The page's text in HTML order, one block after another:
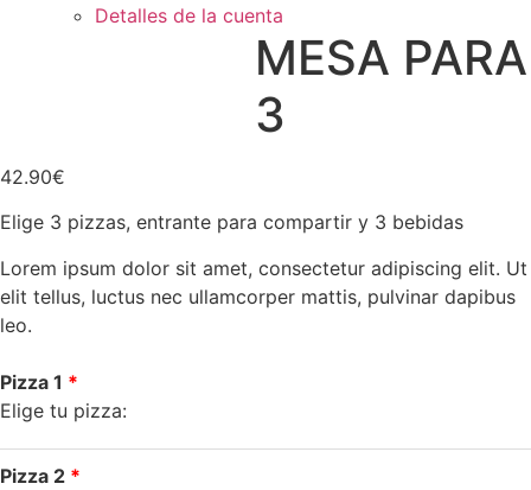
Detalles de la cuenta
MESA PARA
3
42.90€
Elige 3 pizzas, entrante para compartir y 3 bebidas
Lorem ipsum dolor sit amet, consectetur adipiscing elit. Ut
elit tellus, luctus nec ullamcorper mattis, pulvinar dapibus
leo.
Pizza 1
Elige tu pizza:
Pizza 2